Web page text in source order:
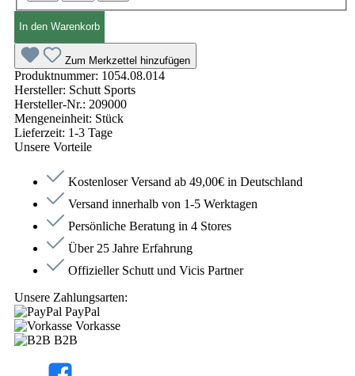
In den Warenkorb
Zum Merkzettel hinzufügen
Produktnummer: 1054.08.014
Hersteller: Schutt Sports
Hersteller-Nr.: 209000
Mengeneinheit: Stück
Lieferzeit: 1-3 Tage
Unsere Vorteile
Kostenloser Versand ab 49,00€ in Deutschland
Versand innerhalb von 1-5 Werktagen
Persönliche Beratung in 4 Stores
Über 25 Jahre Erfahrung
Offizieller Schutt und Vicis Partner
Unsere Zahlungsarten:
PayPal
Vorkasse
B2B